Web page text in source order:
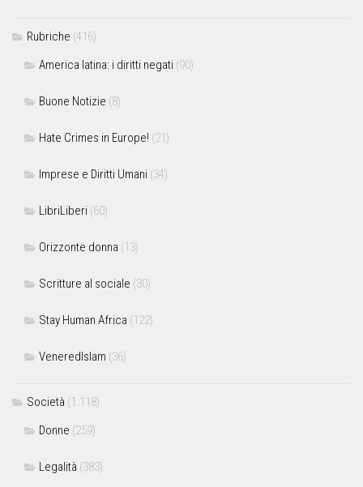
Rubriche (416)
America latina: i diritti negati (90)
Buone Notizie (8)
Hate Crimes in Europe! (21)
Imprese e Diritti Umani (34)
LibriLiberi (60)
Orizzonte donna (13)
Scritture al sociale (30)
Stay Human Africa (122)
VeneredIslam (36)
Società (1.118)
Donne (259)
Legalità (383)